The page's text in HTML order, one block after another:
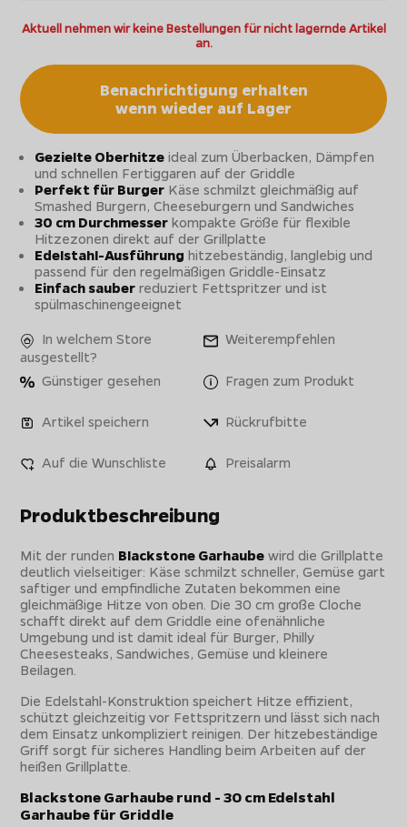
Aktuell nehmen wir keine Bestellungen für nicht lagernde Artikel
an.
Benachrichtigung erhalten
wenn wieder auf Lager
Gezielte Oberhitze ideal zum Überbacken, Dämpfen
und schnellen Fertiggaren auf der Griddle
Perfekt für Burger Käse schmilzt gleichmäßig auf
Smashed Burgern, Cheeseburgern und Sandwiches
30 cm Durchmesser kompakte Größe für flexible
Hitzezonen direkt auf der Grillplatte
Edelstahl-Ausführung hitzebeständig, langlebig und
passend für den regelmäßigen Griddle-Einsatz
Einfach sauber reduziert Fettspritzer und ist
spülmaschinengeeignet
In welchem Store
ausgestellt?
Weiterempfehlen
Günstiger gesehen Fragen zum Produkt
Artikel speichern Rückrufbitte
Auf die Wunschliste Preisalarm
Produktbeschreibung
Mit der runden Blackstone Garhaube wird die Grillplatte
deutlich vielseitiger: Käse schmilzt schneller, Gemüse gart
saftiger und empfindliche Zutaten bekommen eine
gleichmäßige Hitze von oben. Die 30 cm große Cloche
schafft direkt auf dem Griddle eine ofenähnliche
Umgebung und ist damit ideal für Burger, Philly
Cheesesteaks, Sandwiches, Gemüse und kleinere
Beilagen.
Die Edelstahl-Konstruktion speichert Hitze effizient,
schützt gleichzeitig vor Fettspritzern und lässt sich nach
dem Einsatz unkompliziert reinigen. Der hitzebeständige
Griff sorgt für sicheres Handling beim Arbeiten auf der
heißen Grillplatte.
Blackstone Garhaube rund - 30 cm Edelstahl
Garhaube für Griddle